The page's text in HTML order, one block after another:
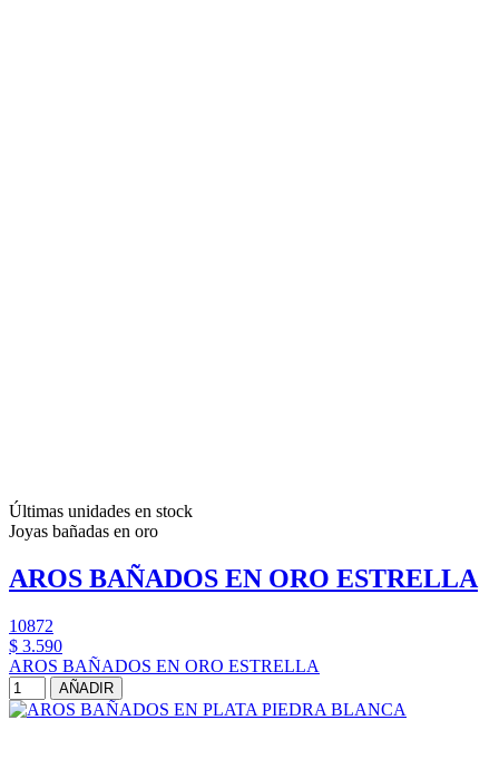
Últimas unidades en stock
Joyas bañadas en oro
AROS BAÑADOS EN ORO ESTRELLA
10872
$ 3.590
AROS BAÑADOS EN ORO ESTRELLA
AÑADIR